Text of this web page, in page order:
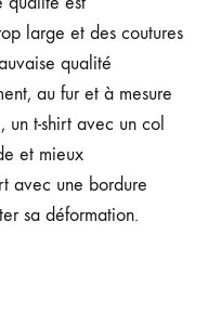
large et des coutures
qualité
au fur et à mesure
un t-shirt avec un col
et mieux
avec une bordure
sa déformation.